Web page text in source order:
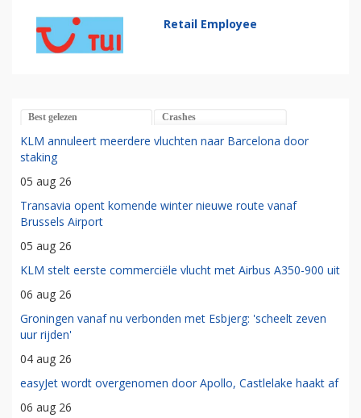
Retail Employee
Best gelezen Crashes
KLM annuleert meerdere vluchten naar Barcelona door
staking
05 aug 26
Transavia opent komende winter nieuwe route vanaf
Brussels Airport
05 aug 26
KLM stelt eerste commerciële vlucht met Airbus A350-900 uit
06 aug 26
Groningen vanaf nu verbonden met Esbjerg: 'scheelt zeven
uur rijden'
04 aug 26
easyJet wordt overgenomen door Apollo, Castlelake haakt af
06 aug 26